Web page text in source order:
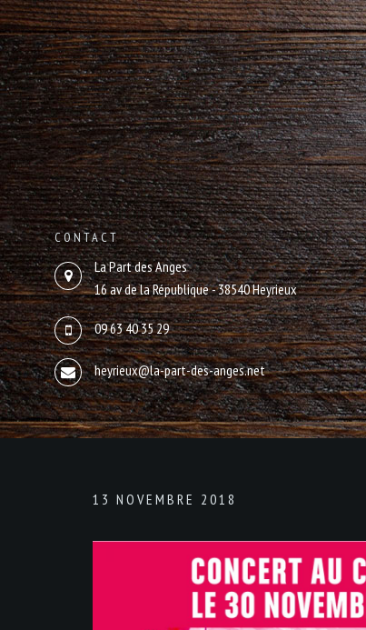
CONTACT
La Part des Anges
16 av de la République - 38540 Heyrieux
09 63 40 35 29
heyrieux@la-part-des-anges.net
13 NOVEMBRE 2018